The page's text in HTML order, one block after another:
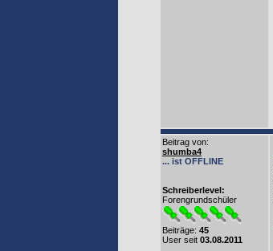
Beitrag von:
shumba4
... ist OFFLINE
Schreiberlevel:
Forengrundschüler
Beiträge: 45
User seit 03.08.2011